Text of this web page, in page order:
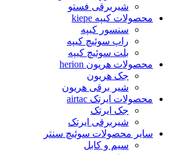
شیربرقی فستو
محصولات کیپه kiepe
سنسور کیپه
راپ سوئیچ کیپه
بلت سوئیچ کیپه
محصولات هریون herion
جک هریون
شیر برقی هریون
محصولات ایرتک airtac
جک ایرتک
شیربرقی ایرتک
سایر محصولات سوئیچ سنتر
سیم و کابل